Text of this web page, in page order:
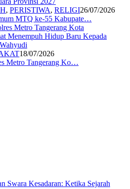
, PERISTIWA, RELIGI26/07/2026
MTQ ke-55 Kabupate…
18/07/2026
Metro Tangerang Ko…